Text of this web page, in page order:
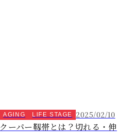
AGING LIFE STAGE 2025/02/10
クーパー靱帯とは？切れる・伸